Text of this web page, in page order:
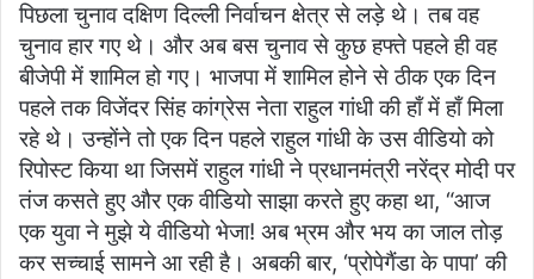
a
n
e
m
a
l
पिछला चुनाव दक्षिण दिल्ली निर्वाचन क्षेत्र से लड़े थे। तब वह
चुनाव हार गए थे। और अब बस चुनाव से कुछ हफ्ते पहले ही वह
बीजेपी में शामिल हो गए। भाजपा में शामिल होने से ठीक एक दिन
पहले तक विजेंदर सिंह कांग्रेस नेता राहुल गांधी की हाँ में हाँ मिला
रहे थे। उन्होंने तो एक दिन पहले राहुल गांधी के उस वीडियो को
रिपोस्ट किया था जिसमें राहुल गांधी ने प्रधानमंत्री नरेंद्र मोदी पर
तंज कसते हुए और एक वीडियो साझा करते हुए कहा था, “आज
एक युवा ने मुझे ये वीडियो भेजा! अब भ्रम और भय का जाल तोड़
कर सच्चाई सामने आ रही है। अबकी बार, ‘प्रोपेगैंडा के पापा’ की